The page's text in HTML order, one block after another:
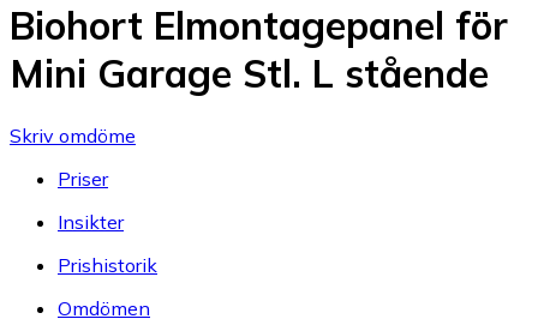
Biohort Elmontagepanel för
Mini Garage Stl. L stående
Skriv omdöme
Priser
Insikter
Prishistorik
Omdömen